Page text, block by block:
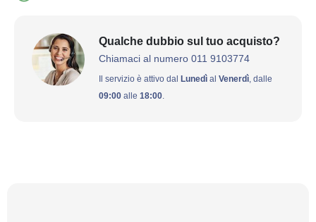
Qualche dubbio sul tuo acquisto?
Chiamaci al numero 011 9103774
Il servizio è attivo dal Lunedì al Venerdì , dalle
09:00 alle 18:00